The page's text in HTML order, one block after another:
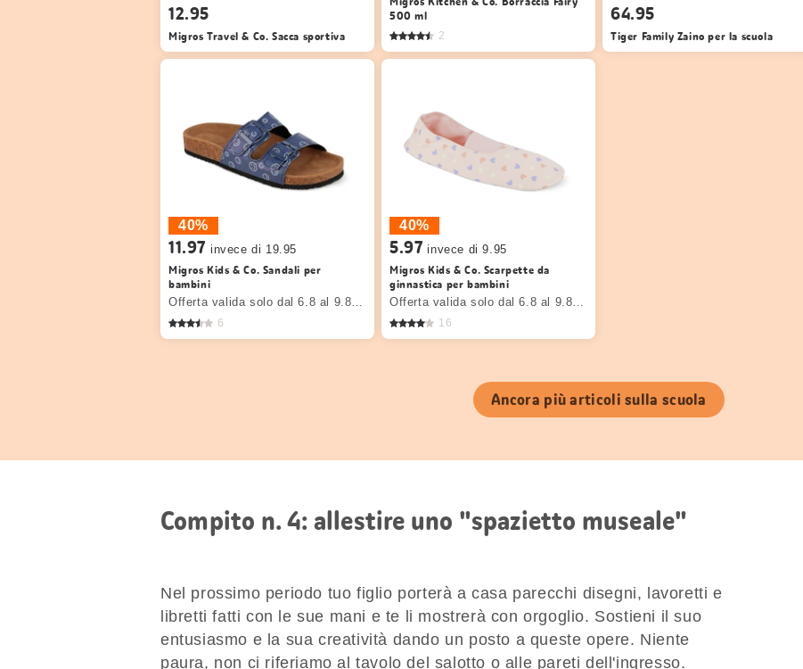
12.95
Migros Travel & Co. Sacca sportiva
500 ml
2
64.95
Tiger Family Zaino per la scuola
40%
11.97 invece di 19.95
Migros Kids & Co. Sandali per
bambini
6
40%
5.97 invece di 9.95
Migros Kids & Co. Scarpette da
ginnastica per bambini
16
Ancora più articoli sulla scuola
Compito n. 4: allestire uno "spazietto museale"
Nel prossimo periodo tuo figlio porterà a casa parecchi disegni, lavoretti e
libretti fatti con le sue mani e te li mostrerà con orgoglio. Sostieni il suo
entusiasmo e la sua creatività dando un posto a queste opere. Niente
paura, non ci riferiamo al tavolo del salotto o alle pareti dell'ingresso.